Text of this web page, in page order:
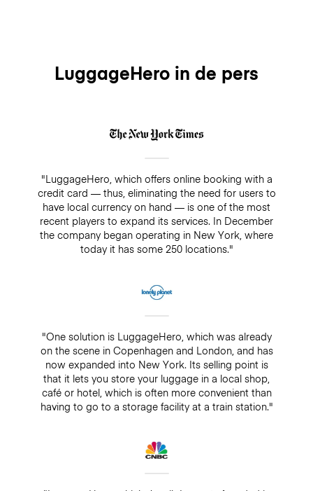
LuggageHero in de pers
"LuggageHero, which offers online booking with a
credit card — thus, eliminating the need for users to
have local currency on hand — is one of the most
recent players to expand its services. In December
the company began operating in New York, where
today it has some 250 locations."
"One solution is LuggageHero, which was already
on the scene in Copenhagen and London, and has
now expanded into New York. Its selling point is
that it lets you store your luggage in a local shop,
café or hotel, which is often more convenient than
having to go to a storage facility at a train station."